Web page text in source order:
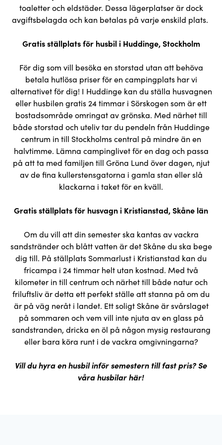
toaletter och eldstäder. Dessa lägerplatser är dock
avgiftsbelagda och kan betalas på varje enskild plats.
Gratis ställplats för husbil i Huddinge, Stockholm
För dig som vill besöka en storstad utan att behöva
betala hutlösa priser för en campingplats har vi
alternativet för dig! I Huddinge kan du ställa husvagnen
eller husbilen gratis 24 timmar i Sörskogen som är ett
bostadsområde omringat av grönska. Med närhet till
både storstad och uteliv tar du pendeln från Huddinge
centrum in till Stockholms central på mindre än en
halvtimme. Lämna campinglivet för en dag och passa
på att ta med familjen till Gröna Lund över dagen, njut
av de fina kullerstensgatorna i gamla stan eller slå
klackarna i taket för en kväll.
Gratis ställplats för husvagn i Kristianstad, Skåne län
Om du vill att din semester ska kantas av vackra
sandstränder och blått vatten är det Skåne du ska bege
dig till. På ställplats Sommarlust i Kristianstad kan du
fricampa i 24 timmar helt utan kostnad. Med två
kilometer in till centrum och närhet till både natur och
friluftsliv är detta ett perfekt ställe att stanna på om du
är på väg neråt i landet. Ett soligt Skåne är svårslaget
på sommaren och vem vill inte njuta av en glass på
sandstranden, dricka en öl på någon mysig restaurang
eller bara köra runt i de vackra omgivningarna?
Vill du hyra en husbil inför semestern till fast pris? Se
våra husbilar här!